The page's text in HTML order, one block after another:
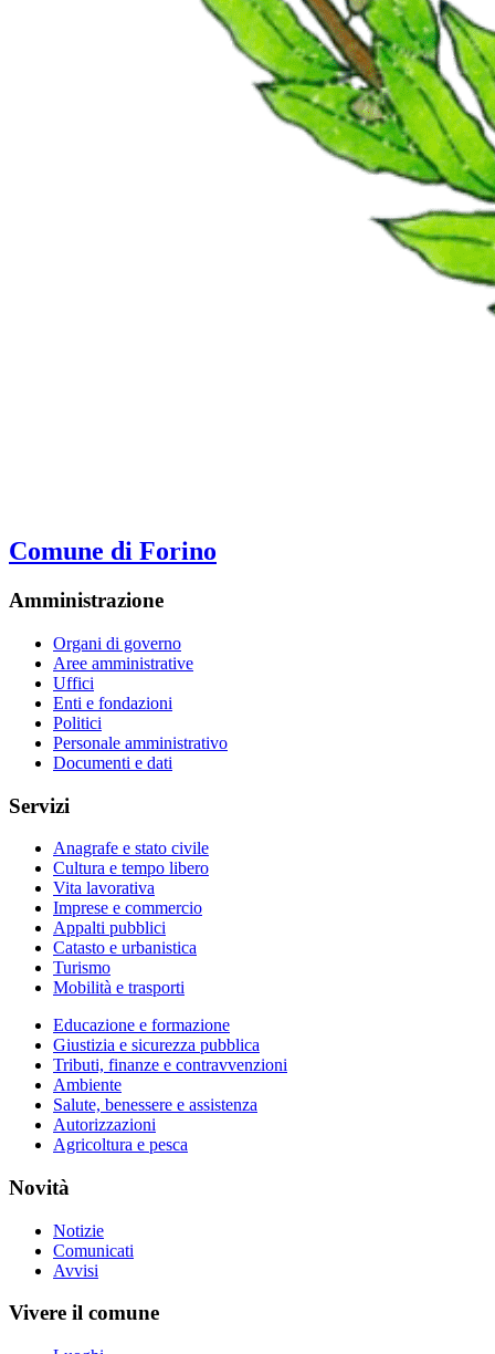
Comune di Forino
Amministrazione
Organi di governo
Aree amministrative
Uffici
Enti e fondazioni
Politici
Personale amministrativo
Documenti e dati
Servizi
Anagrafe e stato civile
Cultura e tempo libero
Vita lavorativa
Imprese e commercio
Appalti pubblici
Catasto e urbanistica
Turismo
Mobilità e trasporti
Educazione e formazione
Giustizia e sicurezza pubblica
Tributi, finanze e contravvenzioni
Ambiente
Salute, benessere e assistenza
Autorizzazioni
Agricoltura e pesca
Novità
Notizie
Comunicati
Avvisi
Vivere il comune